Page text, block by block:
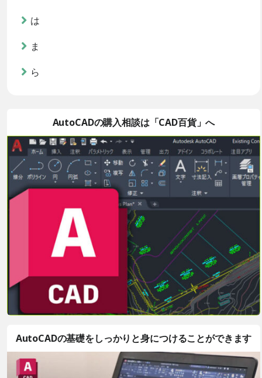
は
ま
ら
AutoCADの購入相談は「CAD百貨」へ
AutoCADの基礎をしっかりと身につけることができます